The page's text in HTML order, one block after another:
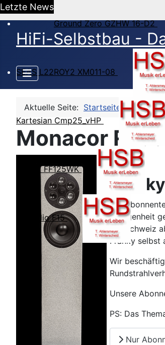
Letzte News
Ground Zero GZHW 16-D2
SEAS L22ROY2 XM011-08
Kartesian Cmp25_vHP
Fostex FF125WK
Lii Audio F15
HiFi-Selbstbau -
Aktuelle Seite: Startseite
Monacor
Am
Gelegenheit
der Schweiz
Franky selbst
Wir
Unsere
PS: Das
Nur